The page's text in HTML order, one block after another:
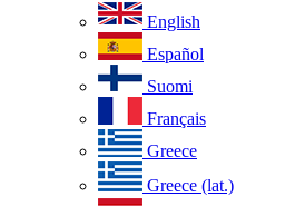
English
Español
Suomi
Français
Greece
Greece (lat.)